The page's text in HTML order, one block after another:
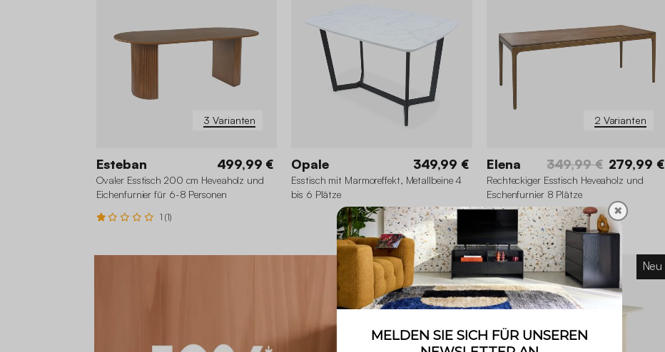
3 Varianten
Esteban 499,99 €
Ovaler Esstisch 200 cm Heveaholz und
Eichenfurnier für 6-8 Personen
1 (1)
Opale 349,99 €
Esstisch mit Marmoreffekt, Metallbeine 4
bis 6 Plätze
2 Varianten
Elena 349,99 € 279,99 €
Rechteckiger Esstisch Heveaholz und
Eschenfurnier 8 Plätze
4.9 (14)
Neu
✖